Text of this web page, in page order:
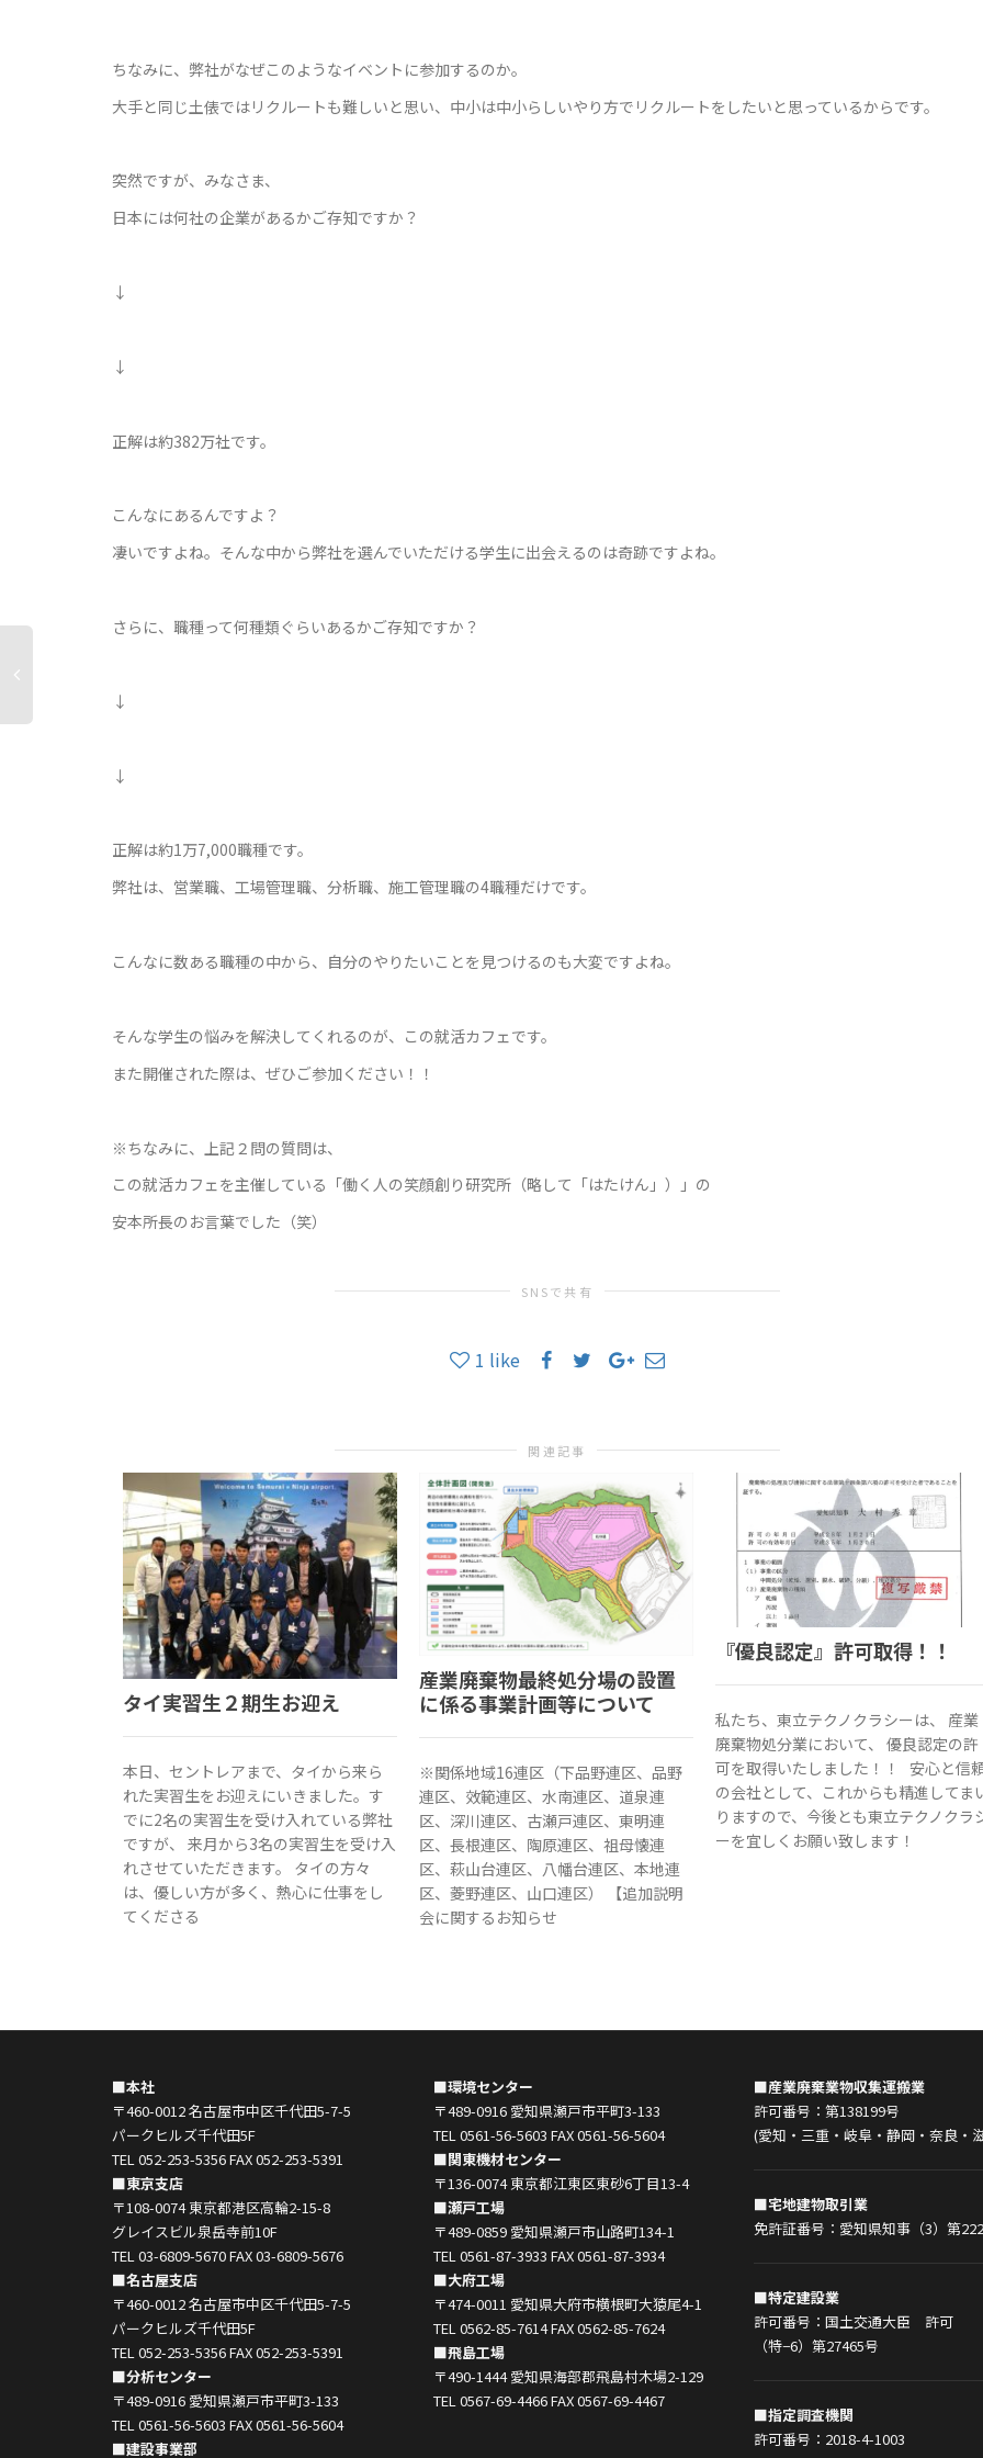
ちなみに、弊社がなぜこのようなイベントに参加するのか。
大手と同じ土俵ではリクルートも難しいと思い、中小は中小らしいやり方でリクルートをしたいと思っているからです。
突然ですが、みなさま、
日本には何社の企業があるかご存知ですか？
↓
↓
正解は約382万社です。
こんなにあるんですよ？
凄いですよね。そんな中から弊社を選んでいただける学生に出会えるのは奇跡ですよね。
さらに、職種って何種類ぐらいあるかご存知ですか？
↓
↓
正解は約1万7,000職種です。
弊社は、営業職、工場管理職、分析職、施工管理職の4職種だけです。
こんなに数ある職種の中から、自分のやりたいことを見つけるのも大変ですよね。
そんな学生の悩みを解決してくれるのが、この就活カフェです。
また開催された際は、ぜひご参加ください！！
※ちなみに、上記２問の質問は、
この就活カフェを主催している「働く人の笑顔創り研究所（略して「はたけん」）」の
安本所長のお言葉でした（笑）
SNSで共有
1 like
関連記事
タイ実習生２期生お迎え
本日、セントレアまで、タイから来ら
れた実習生をお迎えにいきました。す
でに2名の実習生を受け入れている弊社
ですが、 来月から3名の実習生を受け入
れさせていただきます。 タイの方々
は、優しい方が多く、熱心に仕事をし
てくださる
産業廃棄物最終処分場の設置
に係る事業計画等について
※関係地域16連区（下品野連区、品野
連区、效範連区、水南連区、道泉連
区、深川連区、古瀬戸連区、東明連
区、長根連区、陶原連区、祖母懐連
区、萩山台連区、八幡台連区、本地連
区、菱野連区、山口連区） 【追加説明
会に関するお知らせ
『優良認定』許可取得！！
私たち、東立テクノクラシーは、 産業
廃棄物処分業において、 優良認定の許
可を取得いたしました！！ 安心と信
の会社として、これからも精進してま
りますので、今後とも東立テクノクラ
ーを宜しくお願い致します！
■本社
〒460-0012 名古屋市中区千代田5-7-5
パークヒルズ千代田5F
TEL 052-253-5356 FAX 052-253-5391
■東京支店
〒108-0074 東京都港区高輪2-15-8
グレイスビル泉岳寺前10F
TEL 03-6809-5670 FAX 03-6809-5676
■名古屋支店
〒460-0012 名古屋市中区千代田5-7-5
パークヒルズ千代田5F
TEL 052-253-5356 FAX 052-253-5391
■分析センター
〒489-0916 愛知県瀬戸市平町3-133
TEL 0561-56-5603 FAX 0561-56-5604
■建設事業部
■環境センター
〒489-0916 愛知県瀬戸市平町3-133
TEL 0561-56-5603 FAX 0561-56-5604
■関東機材センター
〒136-0074 東京都江東区東砂6丁目13-4
■瀬戸工場
〒489-0859 愛知県瀬戸市山路町134-1
TEL 0561-87-3933 FAX 0561-87-3934
■大府工場
〒474-0011 愛知県大府市横根町大猿尾4-1
TEL 0562-85-7614 FAX 0562-85-7624
■飛島工場
〒490-1444 愛知県海部郡飛島村木場2-129
TEL 0567-69-4466 FAX 0567-69-4467
■産業廃棄業物収集運搬業
許可番号：第138199号
(愛知・三重・岐阜・静岡・奈良・
■宅地建物取引業
免許証番号：愛知県知事（3）第
■特定建設業
許可番号：国土交通大臣 許可
（特−6）第27465号
■指定調査機関
許可番号：2018-4-1003